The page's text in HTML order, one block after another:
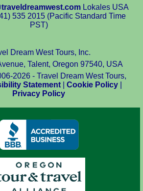
Lokales USA
535 2015 (Pacific Standard Time
PST)
Dream West Tours, Inc.
Talent, Oregon 97540, USA
2026 - Travel Dream West Tours,
Statement |Cookie Policy
Privacy Policy